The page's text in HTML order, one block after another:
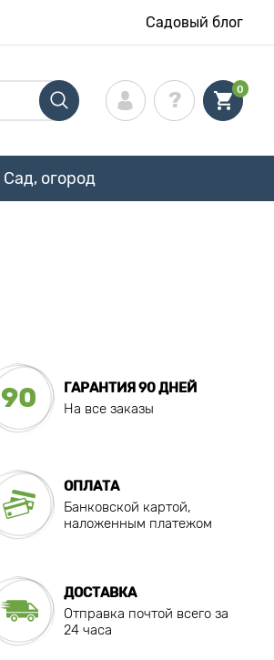
Садовый блог
0
Сад, огород
90
ГАРАНТИЯ 90 ДНЕЙ
На все заказы
ОПЛАТА
Банковской картой,
наложенным платежом
ДОСТАВКА
Отправка почтой всего за
24 часа